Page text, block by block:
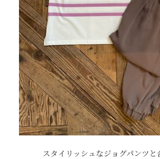
スタイリッシュなジョグパンツと